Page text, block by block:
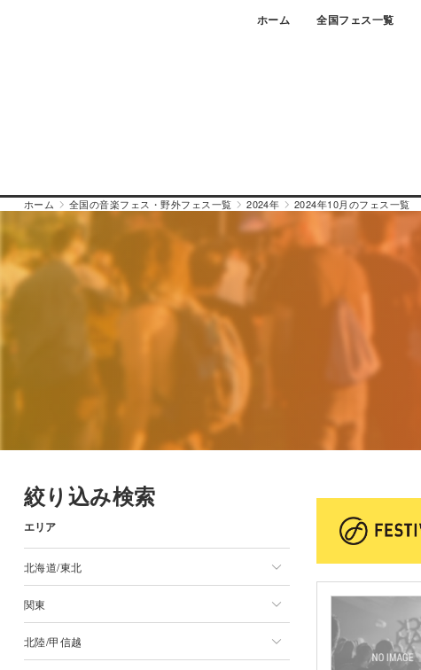
ホーム 全国フェス一覧
ホーム 全国の音楽フェス・野外フェス一覧 2024年 2024年10月のフェス一覧
絞り込み検索
エリア
北海道/東北
北海道/東北一覧
北海道
関東
関東一覧
北陸/甲信越